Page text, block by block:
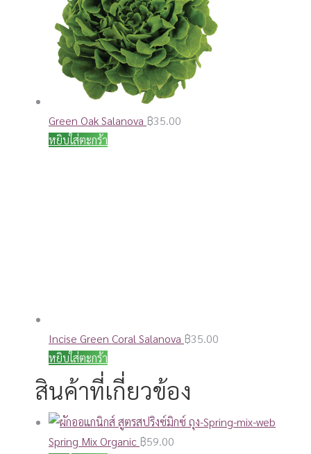
Green Oak Salanova ฿35.00
หยิบใส่ตะกร้า
Incise Green Coral Salanova ฿35.00
หยิบใส่ตะกร้า
สินค้าที่เกี่ยวข้อง
Spring Mix Organic ฿59.00